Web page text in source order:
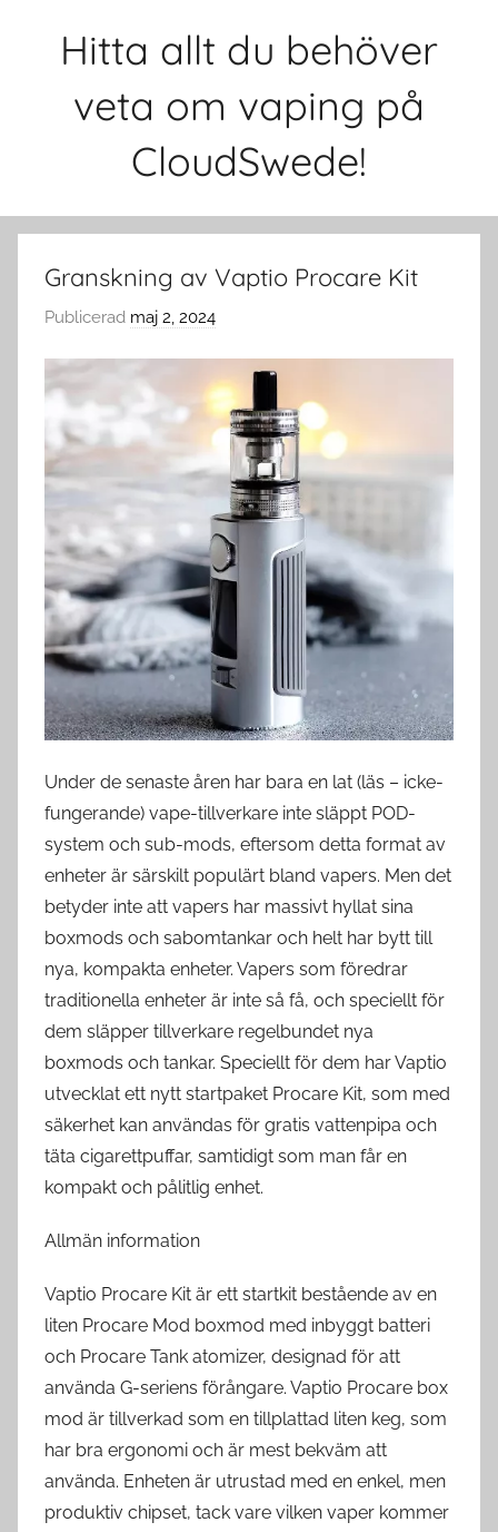
Hitta allt du behöver
veta om vaping på
CloudSwede!
Granskning av Vaptio Procare Kit
Publicerad maj 2, 2024
l
o
s
w
e
d
e
Under de senaste åren har bara en lat (läs – icke-
fungerande) vape-tillverkare inte släppt POD-
system och sub-mods, eftersom detta format av
enheter är särskilt populärt bland vapers. Men det
betyder inte att vapers har massivt hyllat sina
boxmods och sabomtankar och helt har bytt till
nya, kompakta enheter. Vapers som föredrar
traditionella enheter är inte så få, och speciellt för
dem släpper tillverkare regelbundet nya
boxmods och tankar. Speciellt för dem har Vaptio
utvecklat ett nytt startpaket Procare Kit, som med
säkerhet kan användas för gratis vattenpipa och
täta cigarettpuffar, samtidigt som man får en
kompakt och pålitlig enhet.
Allmän information
Vaptio Procare Kit är ett startkit bestående av en
liten Procare Mod boxmod med inbyggt batteri
och Procare Tank atomizer, designad för att
använda G-seriens förångare. Vaptio Procare box
mod är tillverkad som en tillplattad liten keg, som
har bra ergonomi och är mest bekväm att
använda. Enheten är utrustad med en enkel, men
produktiv chipset, tack vare vilken vaper kommer